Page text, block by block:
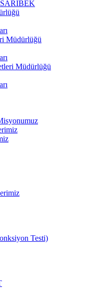
Müdürlüğü
Müdürlüğü
Testi)